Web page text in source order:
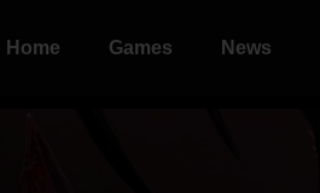
Home Games News